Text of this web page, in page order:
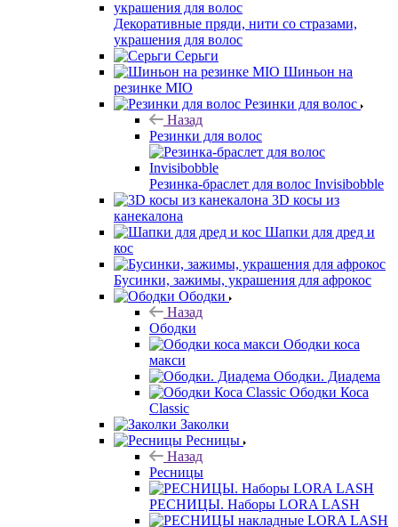
Декоративные пряди, нити со стразами,
украшения для волос
Серьги
Шиньон на
резинке MIO
Резинки для волос
Назад
Резинки для волос
Резинка-браслет для волос Invisibobble
3D косы из
канекалона
Шапки для дред и
кос
Бусинки, зажимы, украшения для афрокос
Ободки
Назад
Ободки
Ободки коса
макси
Ободки. Диадема
Ободки Коса
Classic
Заколки
Ресницы
Назад
Ресницы
РЕСНИЦЫ. Наборы LORA LASH